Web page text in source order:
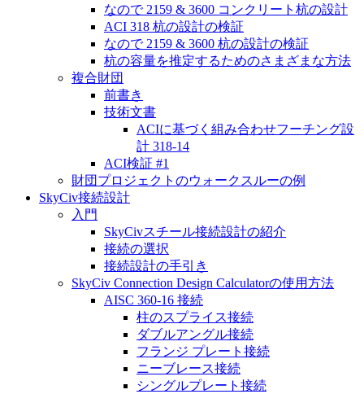
なので 2159 & 3600 コンクリート杭の設計
ACI 318 杭の設計の検証
なので 2159 & 3600 杭の設計の検証
杭の容量を推定するためのさまざまな方法
複合財団
前書き
技術文書
ACIに基づく組み合わせフーチング設
計 318-14
ACI検証 #1
財団プロジェクトのウォークスルーの例
SkyCiv接続設計
入門
SkyCivスチール接続設計の紹介
接続の選択
接続設計の手引き
SkyCiv Connection Design Calculatorの使用方法
AISC 360-16 接続
柱のスプライス接続
ダブルアングル接続
フランジ プレート接続
ニーブレース接続
シングルプレート接続